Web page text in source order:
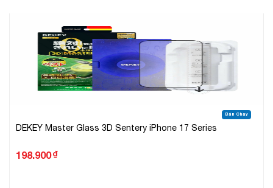
Bán Chạy
DEKEY Master Glass 3D Sentery iPhone 17 Series
198.900₫